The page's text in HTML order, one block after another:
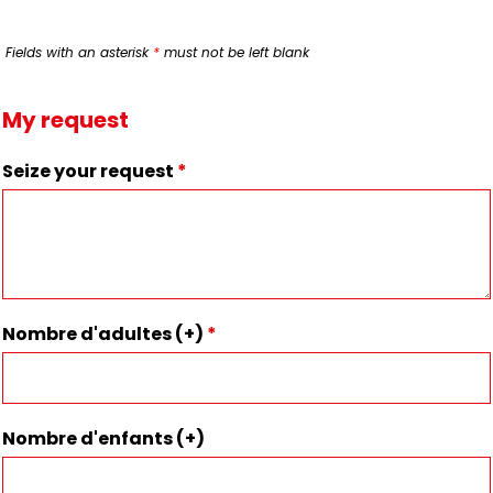
Fields with an asterisk * must not be left blank
My request
Seize your request *
Nombre d'adultes (+) *
Nombre d'enfants (+)